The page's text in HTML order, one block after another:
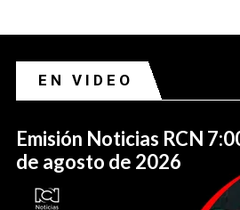
EN VIDEO
Emisión Noticias RCN
de agosto de 2026